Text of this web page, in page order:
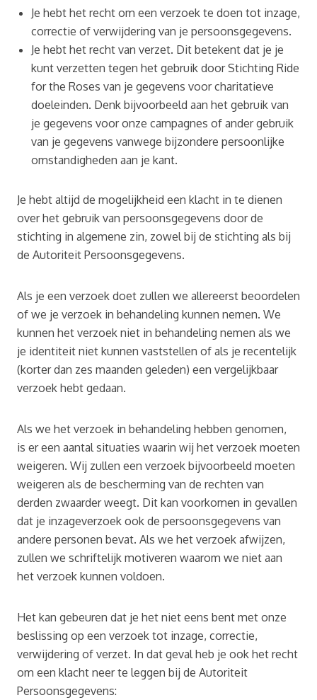
Je hebt het recht om een verzoek te doen tot inzage,
correctie of verwijdering van je persoonsgegevens.
Je hebt het recht van verzet. Dit betekent dat je je
kunt verzetten tegen het gebruik door Stichting Ride
for the Roses van je gegevens voor charitatieve
doeleinden. Denk bijvoorbeeld aan het gebruik van
je gegevens voor onze campagnes of ander gebruik
van je gegevens vanwege bijzondere persoonlijke
omstandigheden aan je kant.
Je hebt altijd de mogelijkheid een klacht in te dienen
over het gebruik van persoonsgegevens door de
stichting in algemene zin, zowel bij de stichting als bij
de Autoriteit Persoonsgegevens.
Als je een verzoek doet zullen we allereerst beoordelen
of we je verzoek in behandeling kunnen nemen. We
kunnen het verzoek niet in behandeling nemen als we
je identiteit niet kunnen vaststellen of als je recentelijk
(korter dan zes maanden geleden) een vergelijkbaar
verzoek hebt gedaan.
Als we het verzoek in behandeling hebben genomen,
is er een aantal situaties waarin wij het verzoek moeten
weigeren. Wij zullen een verzoek bijvoorbeeld moeten
weigeren als de bescherming van de rechten van
derden zwaarder weegt. Dit kan voorkomen in gevallen
dat je inzageverzoek ook de persoonsgegevens van
andere personen bevat. Als we het verzoek afwijzen,
zullen we schriftelijk motiveren waarom we niet aan
het verzoek kunnen voldoen.
Het kan gebeuren dat je het niet eens bent met onze
beslissing op een verzoek tot inzage, correctie,
verwijdering of verzet. In dat geval heb je ook het recht
om een klacht neer te leggen bij de Autoriteit
Persoonsgegevens: